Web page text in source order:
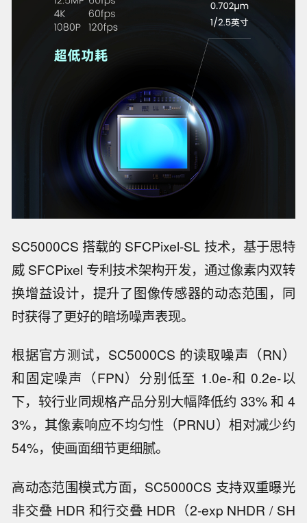
SC5000CS 搭载的 SFCPixel-SL 技术，基于思特
威 SFCPixel 专利技术架构开发，通过像素内双转
换增益设计，提升了图像传感器的动态范围，同
时获得了更好的暗场噪声表现。
根据官方测试，SC5000CS 的读取噪声（RN）
和固定噪声（FPN）分别低至 1.0e-和 0.2e-以
下，较行业同规格产品分别大幅降低约 33% 和 4
3%，其像素响应不均匀性（PRNU）相对减少约
54%，使画面细节更细腻。
高动态范围模式方面，SC5000CS 支持双重曝光
非交叠 HDR 和行交叠 HDR（2-exp NHDR / SH